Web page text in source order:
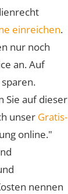
einreichen.
nur noch
an. Auf
Sie auf dieser
unser Gratis-
online."
nennen